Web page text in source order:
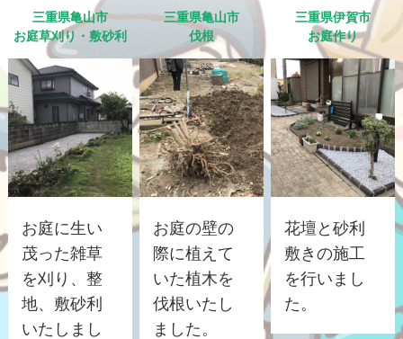
三重県亀山市
お庭草刈り・敷砂利
お庭に生い
茂った雑草
を刈り、整
地、敷砂利
いたしまし
三重県亀山市
伐根
お庭の壁の
際に植えて
いた植木を
伐根いたし
ました。
三重県伊賀市
お庭作り
花壇と砂利
敷きの施工
を行いまし
た。